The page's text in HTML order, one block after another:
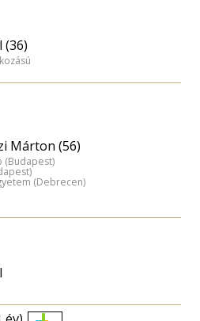
(36)
Márton (56)
(Budapest)
(Debrecen)